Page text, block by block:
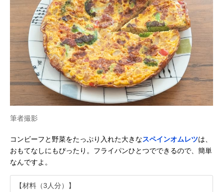
筆者撮影
コンビーフと野菜をたっぷり入れた大きなスペインオムレツは、
おもてなしにもぴったり。フライパンひとつでできるので、簡単
なんですよ。
【材料（3人分）】